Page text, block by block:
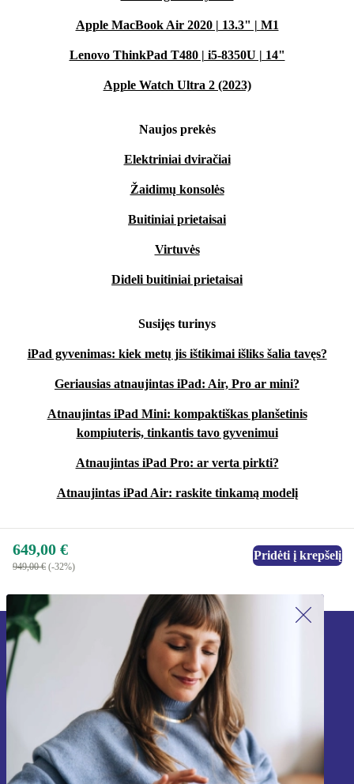
Apple MacBook Air 2020 | 13.3" | M1
Lenovo ThinkPad T480 | i5-8350U | 14"
Apple Watch Ultra 2 (2023)
Naujos prekės
Elektriniai dviračiai
Žaidimų konsolės
Buitiniai prietaisai
Virtuvės
Dideli buitiniai prietaisai
Susijęs turinys
iPad gyvenimas: kiek metų jis ištikimai išliks šalia tavęs?
Geriausias atnaujintas iPad: Air, Pro ar mini?
Atnaujintas iPad Mini: kompaktiškas planšetinis
kompiuteris, tinkantis tavo gyvenimui
Atnaujintas iPad Pro: ar verta pirkti?
Atnaujintas iPad Air: raskite tinkamą modelį
649,00 €
949,00 € (-32%)
Pridėti į krepšelį
Užsiprenumeruok mūsų naujienlaiškį!
Nebepraleisk nė vieno pasiūlymo.
Registruokitės